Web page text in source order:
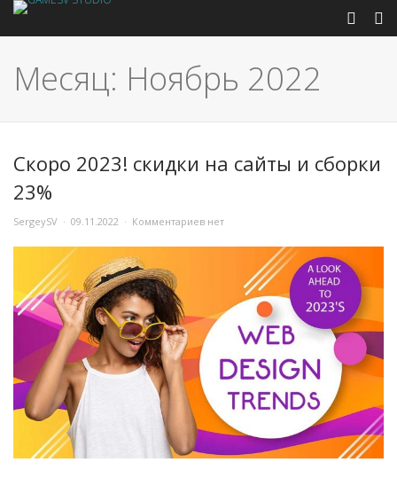
Месяц: Ноябрь 2022
Скоро 2023! скидки на сайты и сборки
23%
SergeySV 09.11.2022 Комментариев нет